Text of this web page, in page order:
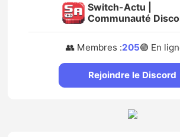
Switch-Actu |
Communauté
👥 Membres :205🟢 En
Rejoindre le Discord